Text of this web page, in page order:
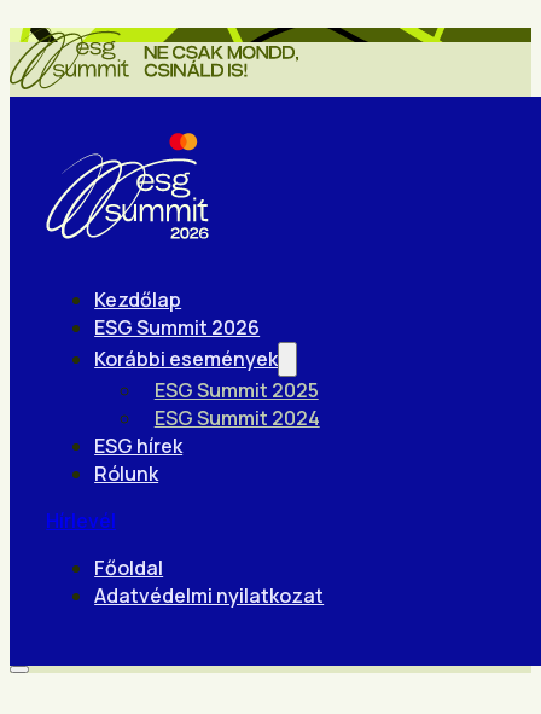
Kezdőlap
ESG Summit 2026
Korábbi események
ESG Summit 2025
ESG Summit 2024
ESG hírek
Rólunk
Hírlevél
Főoldal
Adatvédelmi nyilatkozat